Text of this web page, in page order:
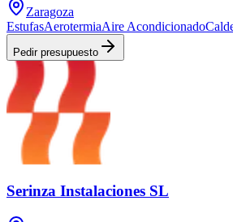
Zaragoza
EstufasAerotermiaAire Acondicionado
Pedir presupuesto
Serinza Instalaciones SL